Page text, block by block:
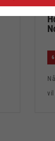
vil